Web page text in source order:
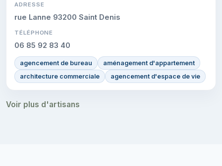
ADRESSE
rue Lanne 93200 Saint Denis
TÉLÉPHONE
06 85 92 83 40
agencement de bureau
aménagement d'appartement
architecture commerciale
agencement d'espace de vie
Voir plus d'artisans